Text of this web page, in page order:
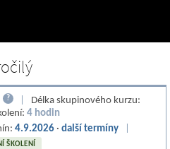
?
Délka skupinového kurzu:
4 hodin
4.9.2026· další termíny
ŠKOLENÍ